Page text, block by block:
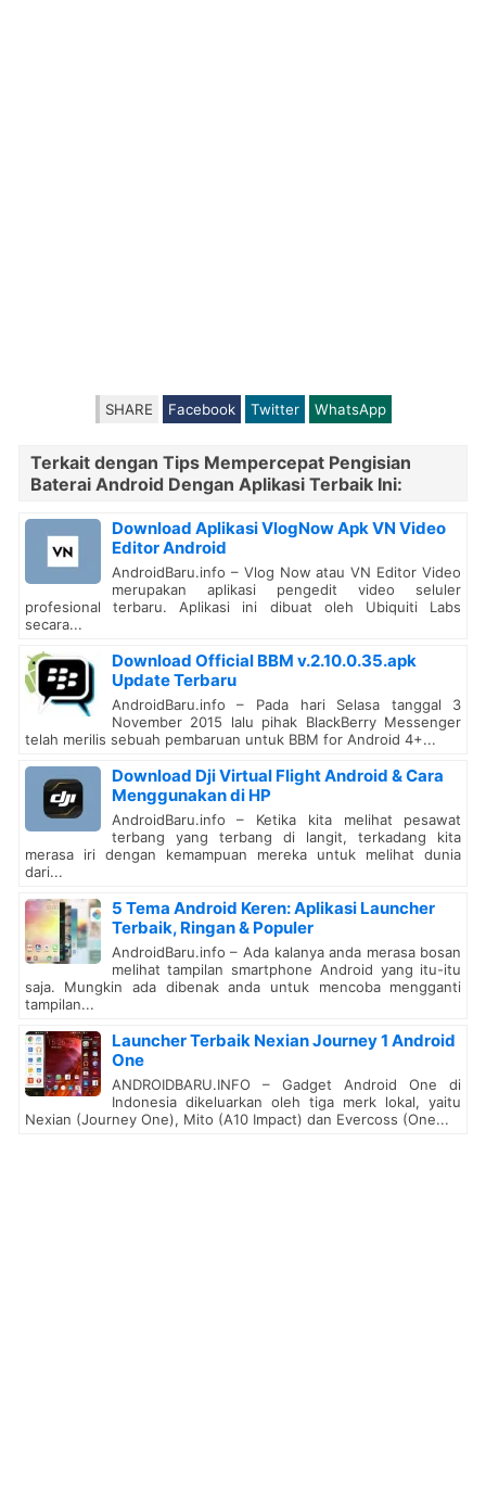
SHARE Facebook Twitter WhatsApp
Terkait dengan Tips Mempercepat Pengisian
Baterai Android Dengan Aplikasi Terbaik Ini:
Download Aplikasi VlogNow Apk VN Video
Editor Android
AndroidBaru.info – Vlog Now atau VN Editor Video
merupakan aplikasi pengedit video seluler
profesional terbaru. Aplikasi ini dibuat oleh Ubiquiti Labs
secara...
Download Official BBM v.2.10.0.35.apk
Update Terbaru
AndroidBaru.info – Pada hari Selasa tanggal 3
November 2015 lalu pihak BlackBerry Messenger
telah merilis sebuah pembaruan untuk BBM for Android 4+...
Download Dji Virtual Flight Android & Cara
Menggunakan di HP
AndroidBaru.info – Ketika kita melihat pesawat
terbang yang terbang di langit, terkadang kita
merasa iri dengan kemampuan mereka untuk melihat dunia
dari...
5 Tema Android Keren: Aplikasi Launcher
Terbaik, Ringan & Populer
AndroidBaru.info – Ada kalanya anda merasa bosan
melihat tampilan smartphone Android yang itu-itu
saja. Mungkin ada dibenak anda untuk mencoba mengganti
tampilan...
Launcher Terbaik Nexian Journey 1 Android
One
ANDROIDBARU.INFO – Gadget Android One di
Indonesia dikeluarkan oleh tiga merk lokal, yaitu
Nexian (Journey One), Mito (A10 Impact) dan Evercoss (One...